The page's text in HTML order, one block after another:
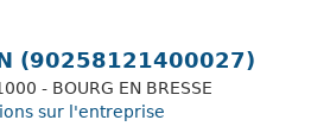
(90258121400027)
- BOURG EN BRESSE
sur l'entreprise